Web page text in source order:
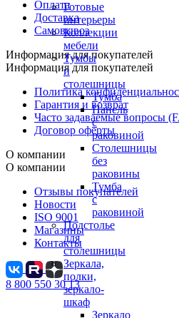
Готовые
интерьеры
Коллекции
мебели
Тумбы
и
столешницы
Тумба
Панель
с
раковиной
Столешницы
без
раковины
Тумба
с
раковиной
Подстолье
для
столешницы
Зеркала,
полки,
зеркало-
шкаф
Зеркало
Оплата
Доставка
Самовывоз
Информация для покупателей
Информация для покупателей
Политика
Гарантия и возврат
Часто задаваемые вопросы
Договор оферты
О компании
О компании
Отзывы покупателей
Новости
ISO 9001
Магазины
Контакты
8 800 550 30 13